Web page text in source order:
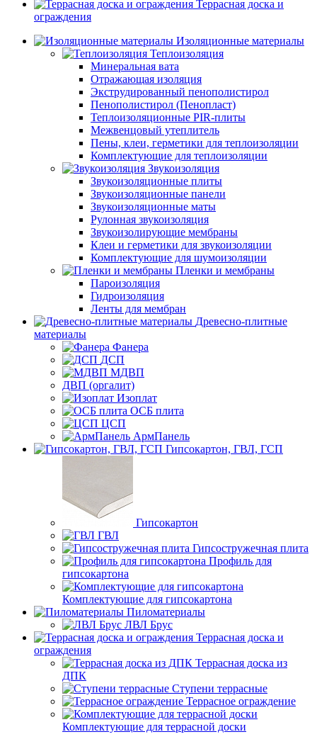
Террасная доска и
ограждения
Изоляционные материалы
Теплоизоляция
Минеральная вата
Отражающая изоляция
Экструдированный пенополистирол
Пенополистирол (Пенопласт)
Теплоизоляционные PIR-плиты
Межвенцовый утеплитель
Пены, клеи, герметики для теплоизоляции
Комплектующие для теплоизоляции
Звукоизоляция
Звукоизоляционные плиты
Звукоизоляционные панели
Звукоизоляционные маты
Рулонная звукоизоляция
Звукоизолирующие мембраны
Клеи и герметики для звукоизоляции
Комплектующие для шумоизоляции
Пленки и мембраны
Пароизоляция
Гидроизоляция
Ленты для мембран
Древесно-плитные
материалы
Фанера
ДСП
МДВП
ДВП (оргалит)
Изоплат
ОСБ плита
ЦСП
АрмПанель
Гипсокартон, ГВЛ, ГСП
Гипсокартон
ГВЛ
Гипсостружечная плита
Профиль для
гипсокартона
Комплектующие для гипсокартона
Пиломатериалы
ЛВЛ Брус
Террасная доска и
ограждения
Террасная доска из
ДПК
Ступени террасные
Террасное ограждение
Комплектующие для террасной доски